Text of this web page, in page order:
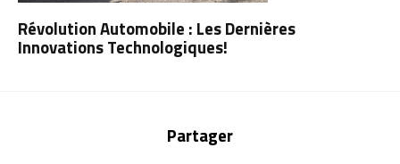
Révolution Automobile : Les Dernières
Innovations Technologiques!
Partager